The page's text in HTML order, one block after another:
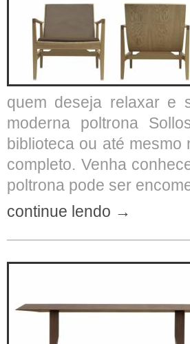
quem deseja relaxar e
moderna poltrona
biblioteca ou até
completo. Venha
poltrona pode ser
continue lendo →